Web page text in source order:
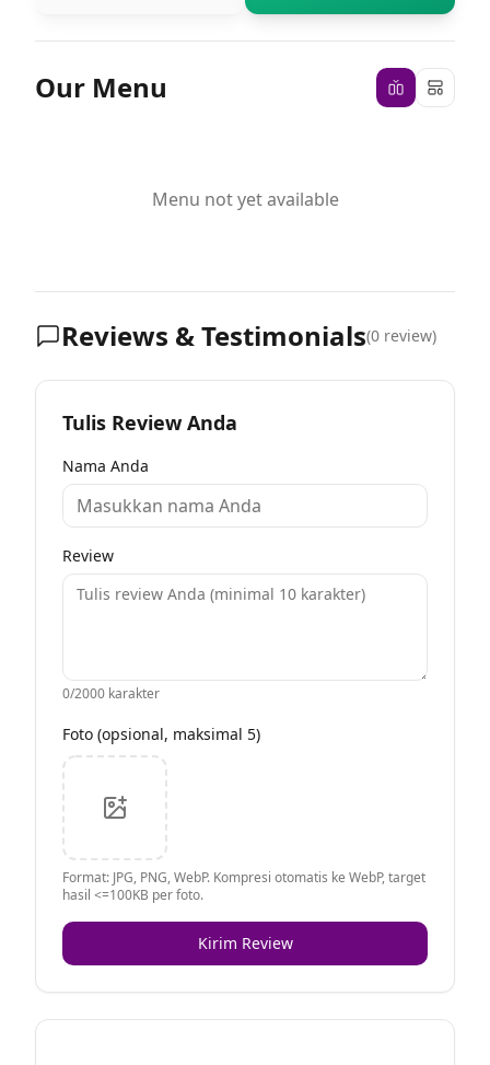
Our Menu
Menu not yet available
Reviews & Testimonials(0 review)
Tulis Review Anda
Nama Anda
Review
0/2000 karakter
Foto (opsional, maksimal 5)
Format: JPG, PNG, WebP. Kompresi otomatis ke WebP, target
hasil <=100KB per foto.
Kirim Review